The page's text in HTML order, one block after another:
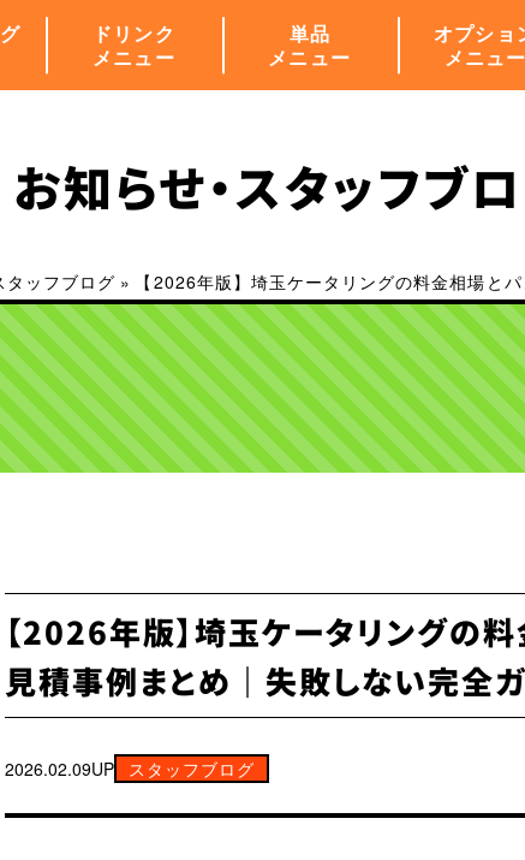
ドリンク
メニュー
単品
メニュー
オプショ
メニュー
お知らせ・スタッフブ
ッフブログ » 【2026年版】埼玉ケータリングの料金相場と
【2026年版】埼玉ケータリングの
見積事例まとめ｜失敗しない完全
2026.02.09UP スタッフブログ